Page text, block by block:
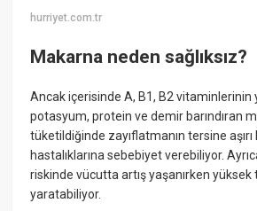
hurriyet.com.tr
Makarna neden sağlıksız?
Ancak içerisinde A, B1, B2 vitaminlerinin
potasyum, protein ve demir barındıran
tüketildiğinde zayıflatmanın tersine aşırı
hastalıklarına sebebiyet verebiliyor.
riskinde vücutta artış yaşanırken yüksek
yaratabiliyor.